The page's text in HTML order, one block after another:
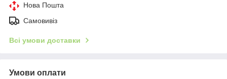
Нова Пошта
Самовивіз
Всі умови доставки
Умови оплати